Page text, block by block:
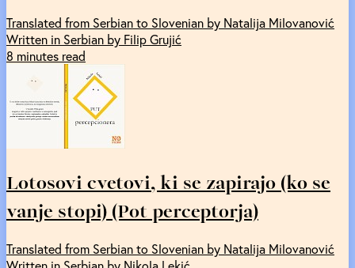
Translated from Serbian to Slovenian by Natalija Milovanović
Written in Serbian by Filip Grujić
8 minutes read
Lotosovi cvetovi, ki se zapirajo (ko se
vanje stopi) (Pot perceptorja)
Translated from Serbian to Slovenian by Natalija Milovanović